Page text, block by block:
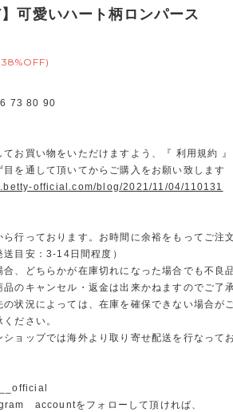
可愛いハート柄ロンパース
73 80 90
てお買い物をいただけますよう、『 利用規約
目を通して頂いてからご購入をお願い致します
official.com/blog/2021/11/04/110131
ら行っております。お時間に余裕をもってご注
送目安：3-14日間程度）
合、どちらかが在庫切れになった場合でも不良
品のキャンセル・返金は出来かねますのでご了
の状況によっては、在庫を確保できない場合が
ださい。
ショップでは海外より取り寄せ配送を行なって
accountをフォローして頂ければ、